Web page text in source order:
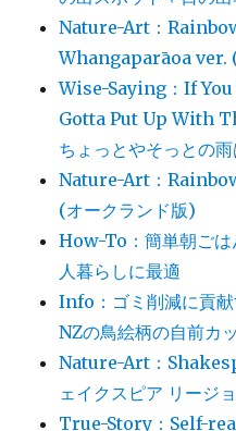
Nature-Art：
Whangaparāoa ver.
Wise-Saying：If
Gotta Put Up With
ちょっとやそっとの
Nature-Art：
(オークランド版)
How-To：簡単朝ごは
人暮らしに最適
Info：ゴミ削減に貢
NZの鳥絵柄の自前カ
Nature-Art：
ェイクスピア リージ
True-Story：Self-